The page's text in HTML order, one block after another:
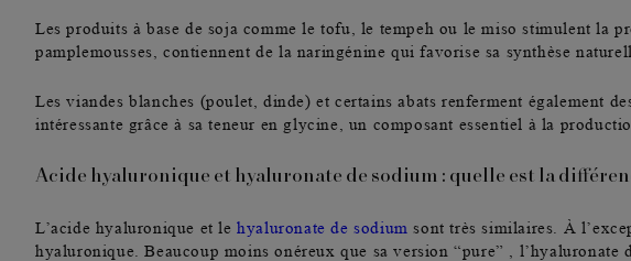
Les produits à base de soja comme le tofu, le tempeh ou le miso stimulent la
pamplemousses, contiennent de la naringénine qui favorise sa synthèse
Lesviandes blanches (poulet, dinde) et certains abats renferment également
intéressante grâce à sa teneur en glycine, un composant essentiel à la
Acide hyaluronique et hyaluronate de sodium : quelle est la
L’acide hyaluronique et lehyaluronate de sodiumsont très similaires . À
hyaluronique. Beaucoup moins onéreux que sa version “pure” ,